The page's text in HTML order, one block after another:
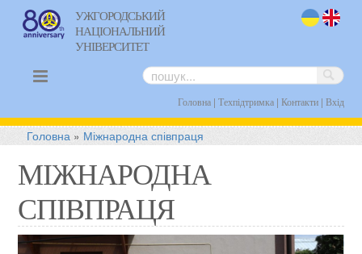
УЖГОРОДСЬКИЙ
НАЦІОНАЛЬНИЙ
УНІВЕРСИТЕТ
Головна| Техпідтримка| Контакти| Вхід
Головна » Міжнародна співпраця
МІЖНАРОДНА
СПІВПРАЦЯ